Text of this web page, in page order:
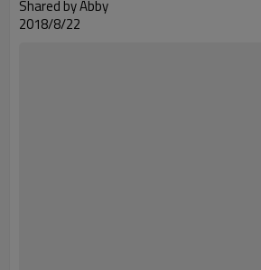
Shared by Abby
2018/8/22